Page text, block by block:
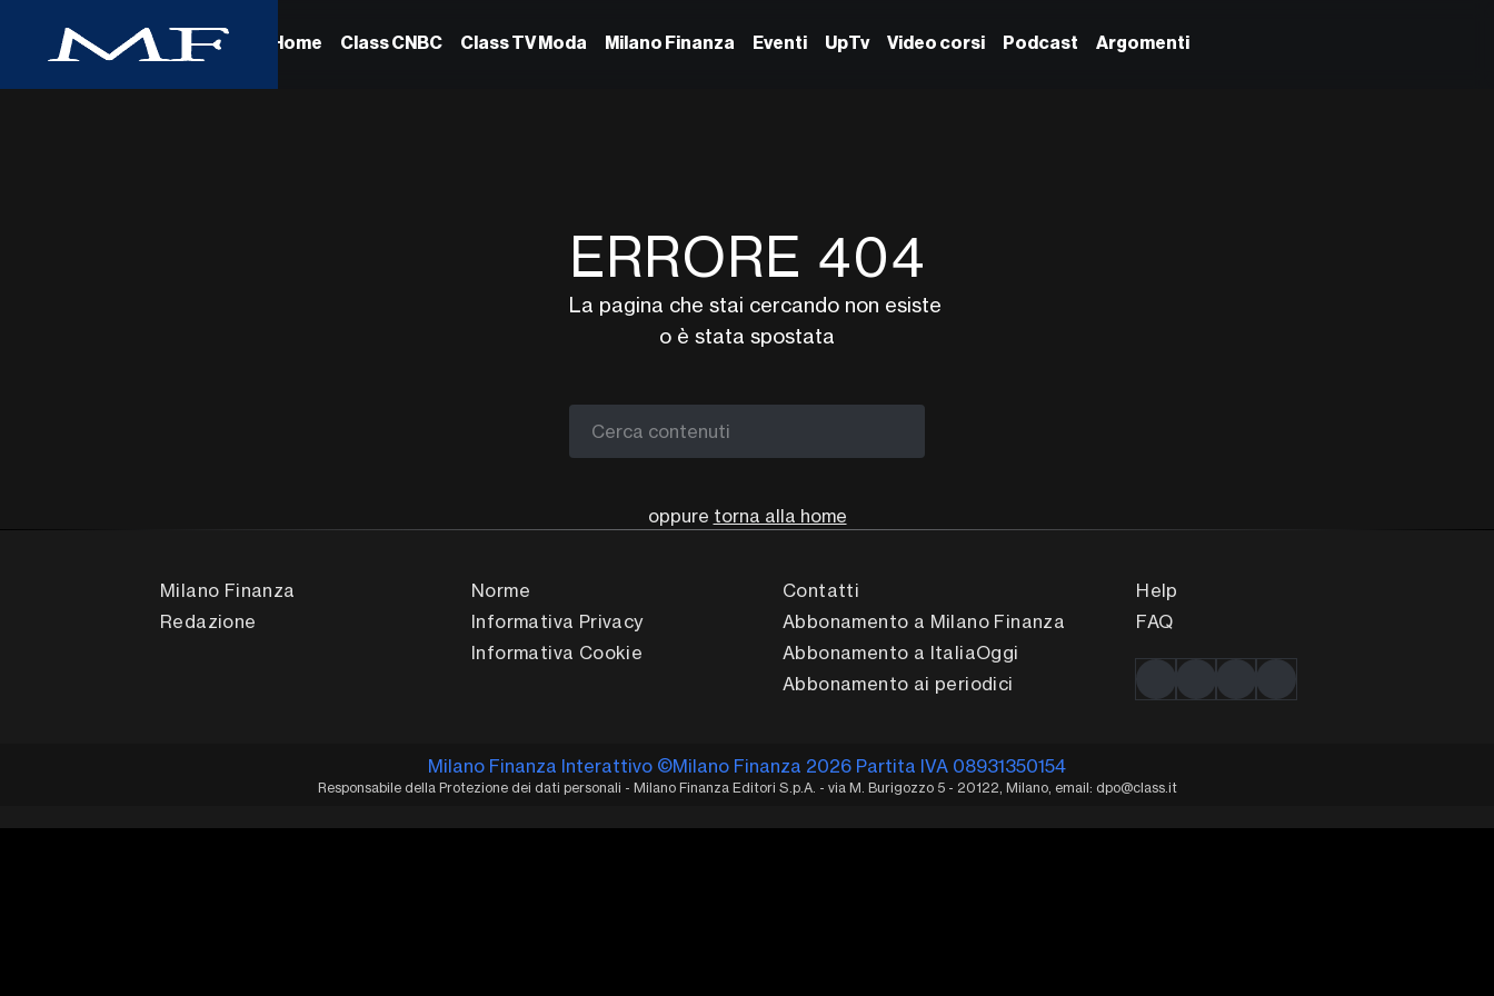
Home Class CNBC Class TV Moda Milano Finanza Eventi UpTv Video corsi Podcast Argomenti
ERRORE 404
La pagina che stai cercando non esiste
o è stata spostata
Cerca contenuti
oppure torna alla home
Milano Finanza
Redazione
Norme
Informativa Privacy
Informativa Cookie
Contatti
Abbonamento a Milano Finanza
Abbonamento a ItaliaOggi
Abbonamento ai periodici
Help
FAQ
Milano Finanza Interattivo ©Milano Finanza 2026 Partita IVA 08931350154
Responsabile della Protezione dei dati personali - Milano Finanza Editori S.p.A. - via M. Burigozzo 5 - 20122, Milano, email: dpo@class.it